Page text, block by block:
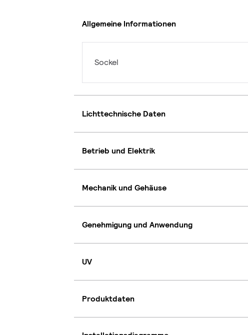
Allgemeine Informationen
Sockel
Lichttechnische Daten
Betrieb und Elektrik
Mechanik und Gehäuse
Genehmigung und Anwendung
UV
Produktdaten